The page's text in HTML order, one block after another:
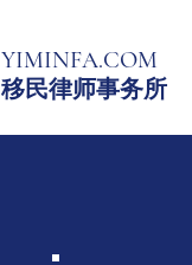
YIMINFA.COM
移民律师事务所